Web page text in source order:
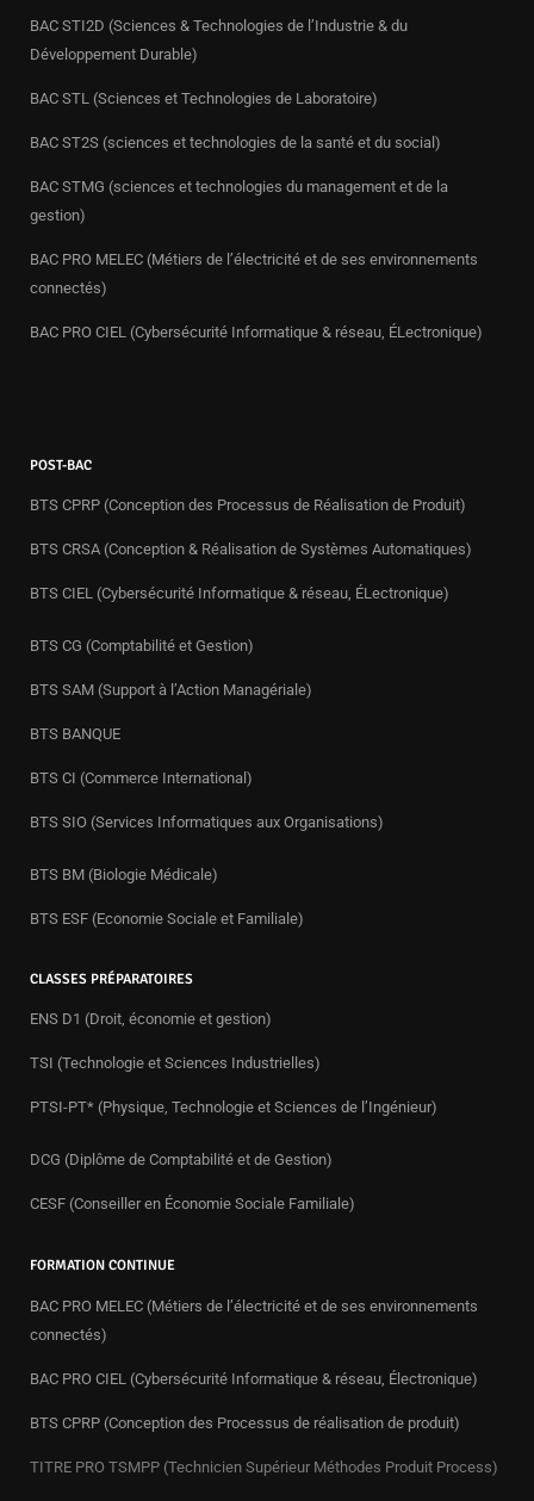
BAC STI2D (Sciences & Technologies de l’Industrie & du
Développement Durable)
BAC STL (Sciences et Technologies de Laboratoire)
BAC ST2S (sciences et technologies de la santé et du social)
BAC STMG (sciences et technologies du management et de la
gestion)
BAC PRO MELEC (Métiers de l’électricité et de ses environnements
connectés)
BAC PRO CIEL (Cybersécurité Informatique & réseau, ÉLectronique)
POST-BAC
BTS CPRP (Conception des Processus de Réalisation de Produit)
BTS CRSA (Conception & Réalisation de Systèmes Automatiques)
BTS CIEL (Cybersécurité Informatique & réseau, ÉLectronique)
BTS CG (Comptabilité et Gestion)
BTS SAM (Support à l’Action Managériale)
BTS BANQUE
BTS CI (Commerce International)
BTS SIO (Services Informatiques aux Organisations)
BTS BM (Biologie Médicale)
BTS ESF (Economie Sociale et Familiale)
CLASSES PRÉPARATOIRES
ENS D1 (Droit, économie et gestion)
TSI (Technologie et Sciences Industrielles)
PTSI-PT* (Physique, Technologie et Sciences de l’Ingénieur)
DCG (Diplôme de Comptabilité et de Gestion)
CESF (Conseiller en Économie Sociale Familiale)
FORMATION CONTINUE
BAC PRO MELEC (Métiers de l’électricité et de ses environnements
connectés)
BAC PRO CIEL (Cybersécurité Informatique & réseau, Électronique)
BTS CPRP (Conception des Processus de réalisation de produit)
TITRE PRO TSMPP (Technicien Supérieur Méthodes Produit Process)